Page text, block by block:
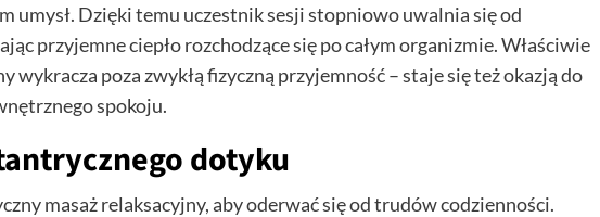
umysł. Dzięki temu uczestnik sesji stopniowo uwalnia się od
przyjemne ciepło rozchodzące się po całym organizmie. Właściwie
wykracza poza zwykłą fizyczną przyjemność – staje się też okazją do
spokoju.
dotyku
masaż relaksacyjny, aby oderwać się od trudów codzienności.